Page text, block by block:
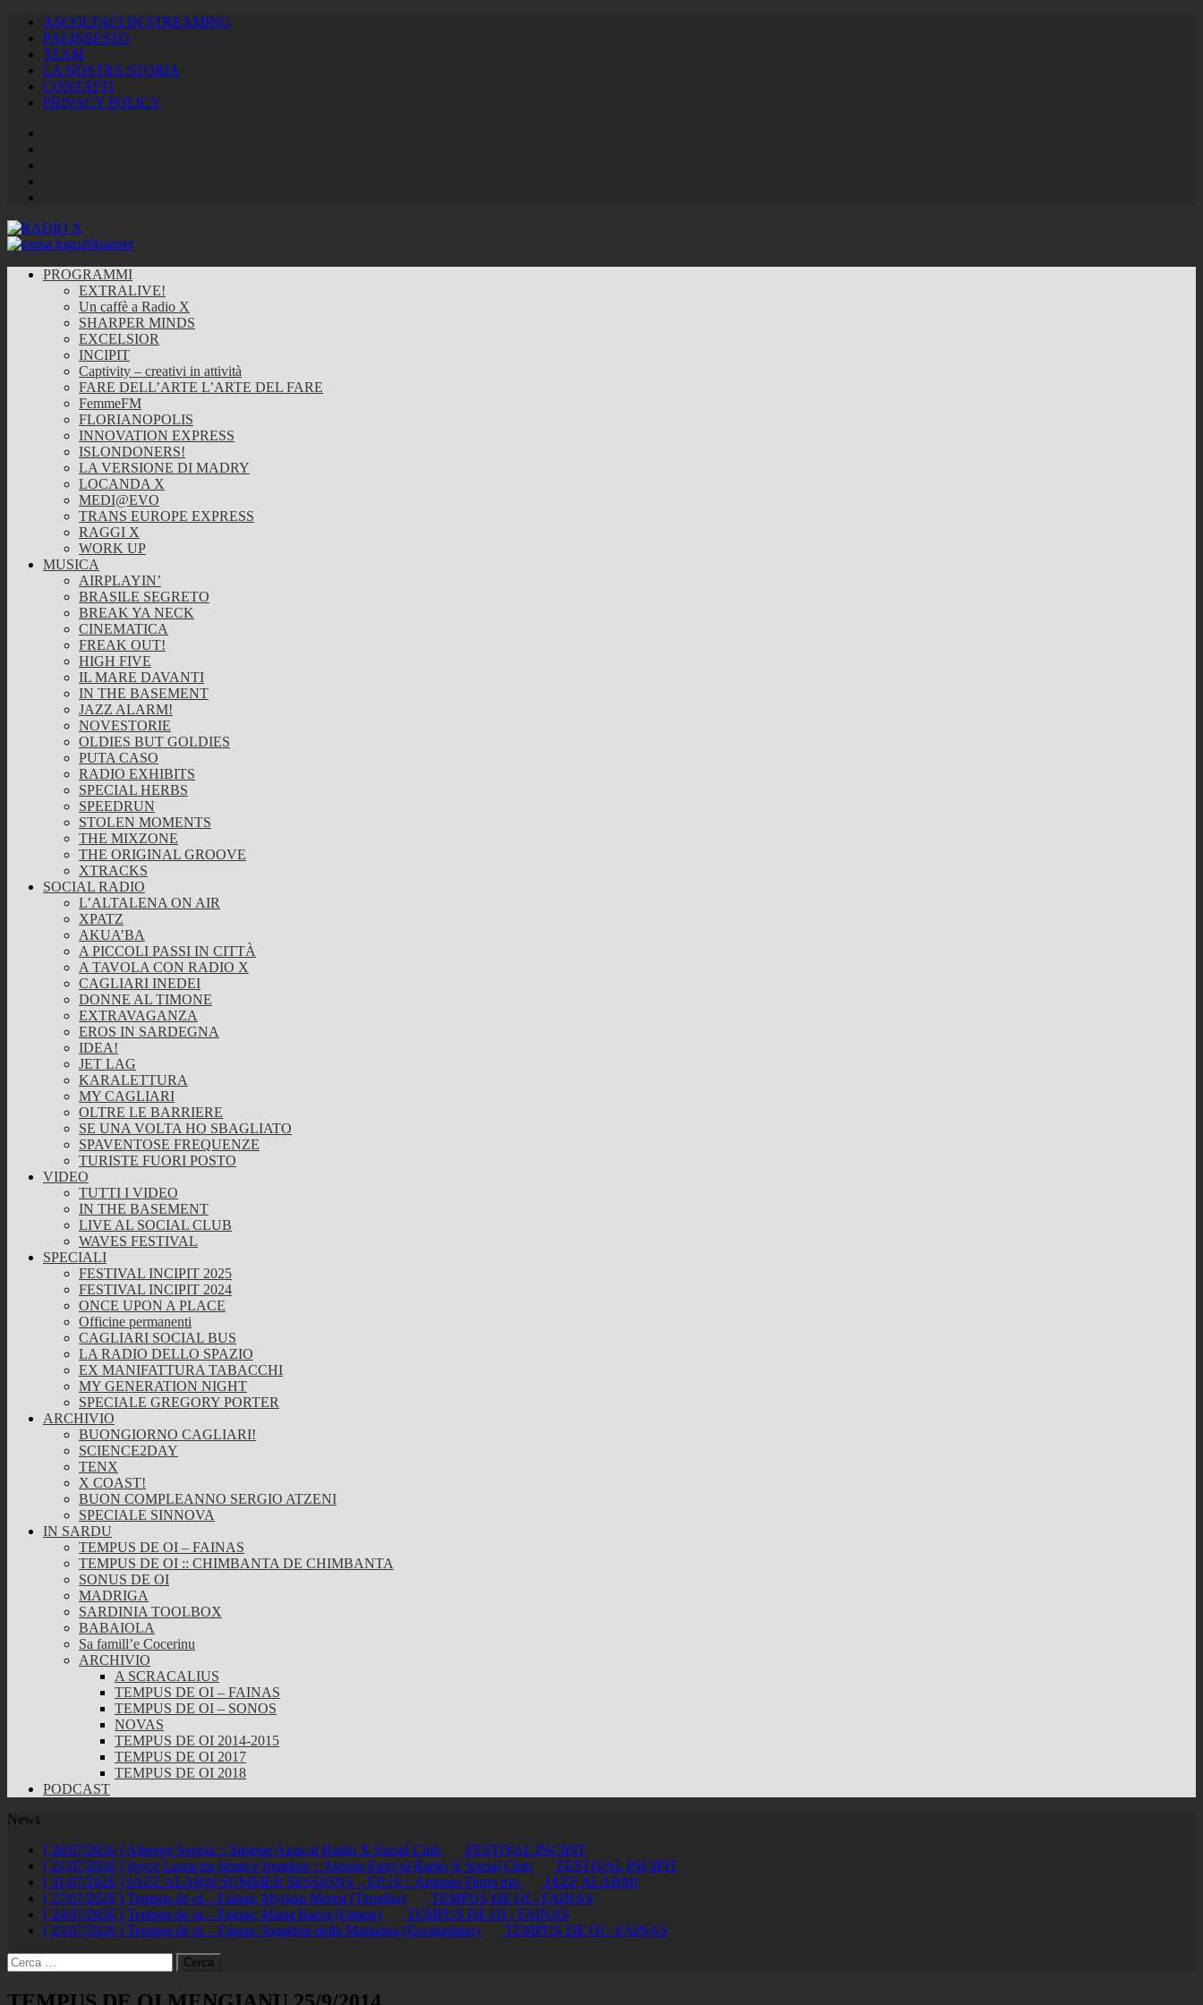
ASCOLTACI IN STREAMING
PALINSESTO
TEAM
LA NOSTRA STORIA
CONTATTI
PRIVACY POLICY
PROGRAMMI
EXTRALIVE!
Un caffè a Radio X
SHARPER MINDS
EXCELSIOR
INCIPIT
Captivity – creativi in attività
FARE DELL’ARTE L’ARTE DEL FARE
FemmeFM
FLORIANOPOLIS
INNOVATION EXPRESS
ISLONDONERS!
LA VERSIONE DI MADRY
LOCANDA X
MEDI@EVO
TRANS EUROPE EXPRESS
RAGGI X
WORK UP
MUSICA
AIRPLAYIN’
BRASILE SEGRETO
BREAK YA NECK
CINEMATICA
FREAK OUT!
HIGH FIVE
IL MARE DAVANTI
IN THE BASEMENT
JAZZ ALARM!
NOVESTORIE
OLDIES BUT GOLDIES
PUTA CASO
RADIO EXHIBITS
SPECIAL HERBS
SPEEDRUN
STOLEN MOMENTS
THE MIXZONE
THE ORIGINAL GROOVE
XTRACKS
SOCIAL RADIO
L’ALTALENA ON AIR
XPATZ
AKUA’BA
A PICCOLI PASSI IN CITTÀ
A TAVOLA CON RADIO X
CAGLIARI INEDEI
DONNE AL TIMONE
EXTRAVAGANZA
EROS IN SARDEGNA
IDEA!
JET LAG
KARALETTURA
MY CAGLIARI
OLTRE LE BARRIERE
SE UNA VOLTA HO SBAGLIATO
SPAVENTOSE FREQUENZE
TURISTE FUORI POSTO
VIDEO
TUTTI I VIDEO
IN THE BASEMENT
LIVE AL SOCIAL CLUB
WAVES FESTIVAL
SPECIALI
FESTIVAL INCIPIT 2025
FESTIVAL INCIPIT 2024
ONCE UPON A PLACE
Officine permanenti
CAGLIARI SOCIAL BUS
LA RADIO DELLO SPAZIO
EX MANIFATTURA TABACCHI
MY GENERATION NIGHT
SPECIALE GREGORY PORTER
ARCHIVIO
BUONGIORNO CAGLIARI!
SCIENCE2DAY
TENX
X COAST!
BUON COMPLEANNO SERGIO ATZENI
SPECIALE SINNOVA
IN SARDU
TEMPUS DE OI – FAINAS
TEMPUS DE OI :: CHIMBANTA DE CHIMBANTA
SONUS DE OI
MADRIGA
SARDINIA TOOLBOX
BABAIOLA
Sa famill’e Cocerinu
ARCHIVIO
A SCRACALIUS
TEMPUS DE OI – FAINAS
TEMPUS DE OI – SONOS
NOVAS
TEMPUS DE OI 2014-2015
TEMPUS DE OI 2017
TEMPUS DE OI 2018
PODCAST
News
[ 28/07/2026 ] Albergo Savoia :: Simone Azzu al Radio X Social Club
FESTIVAL INCIPIT
[ 21/07/2026 ] Joyce Lussu tra fronti e frontiere :: Alessia Farci al Radio X Social Club
FESTIVAL INCIPIT
[ 31/07/2026 ] JAZZ ALARM SUMMER SESSIONS – EP.19 :: Antonio Floris trio
JAZZ ALARM!
[ 27/07/2026 ] Tempus de oi – Fainas: Myriam Mereu (Terralba)
TEMPUS DE OI - FAINAS
[ 24/07/2026 ] Tempus de oi – Fainas: Maria Barca (Ottana)
TEMPUS DE OI - FAINAS
[ 23/07/2026 ] Tempus de oi – Fainas: Jonathan della Marianna (Escalaplano)
TEMPUS DE OI - FAINAS
Ricerca
per: